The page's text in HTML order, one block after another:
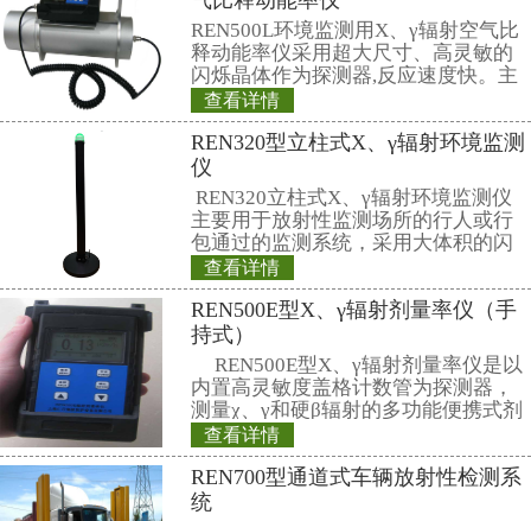
在下阶段工作过程中要依照法规、
履约事由，主动、积极推进基地建
建设，确保按期完成各项目标！
第四、 部党组及部机关各司局将
持中心的基地建设工作。中心要
长的要求，把基地项目打造成“精
程、廉洁工程”，确保我国核能、
安全、高效发展。
相关产品
REN300B型在线